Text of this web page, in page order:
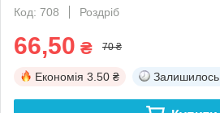
Код: 708
Роздріб
66,50 ₴ 70 ₴
Економія 3.50 ₴ Залишилось